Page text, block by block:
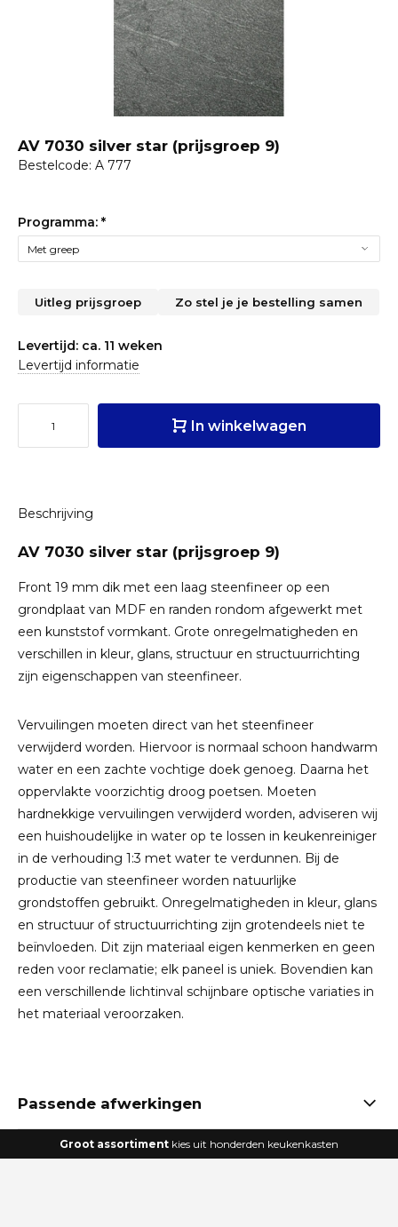
AV 7030 silver star (prijsgroep 9)
Bestelcode: A 777
Programma: *
Uitleg prijsgroep Zo stel je je bestelling samen
Levertijd: ca. 11 weken
Levertijd informatie
In winkelwagen
Beschrijving
AV 7030 silver star (prijsgroep 9)
Front 19 mm dik met een laag steenfineer op een
grondplaat van MDF en randen rondom afgewerkt met
een kunststof vormkant. Grote onregelmatigheden en
verschillen in kleur, glans, structuur en structuurrichting
zijn eigenschappen van steenfineer.
Vervuilingen moeten direct van het steenfineer
verwijderd worden. Hiervoor is normaal schoon handwarm
water en een zachte vochtige doek genoeg. Daarna het
oppervlakte voorzichtig droog poetsen. Moeten
hardnekkige vervuilingen verwijderd worden, adviseren wij
een huishoudelijke in water op te lossen in keukenreiniger
in de verhouding 1:3 met water te verdunnen. Bij de
productie van steenfineer worden natuurlijke
grondstoffen gebruikt. Onregelmatigheden in kleur, glans
en structuur of structuurrichting zijn grotendeels niet te
beïnvloeden. Dit zijn materiaal eigen kenmerken en geen
reden voor reclamatie; elk paneel is uniek. Bovendien kan
een verschillende lichtinval schijnbare optische variaties in
het materiaal veroorzaken.
Passende afwerkingen
Groot assortiment kies uit honderden keukenkasten